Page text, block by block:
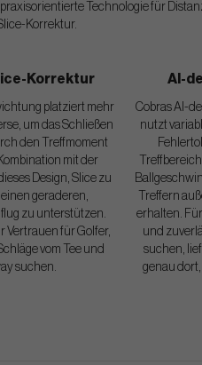
Technologie für
Korrektur.
Korrektur
platziert mehr
um das Schließen
den Treffmoment
mit der
Design, Slice zu
geraderen,
zu unterstützen.
Vertrauen für Golfer,
vom Tee und
suchen.
AI-
Cobras AI-
nutzt
Treffern
erhalten.
und
suchen,
genau